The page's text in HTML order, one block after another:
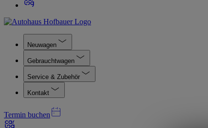
Neuwagen
Gebrauchtwagen
Service & Zubehör
Kontakt
Termin buchen